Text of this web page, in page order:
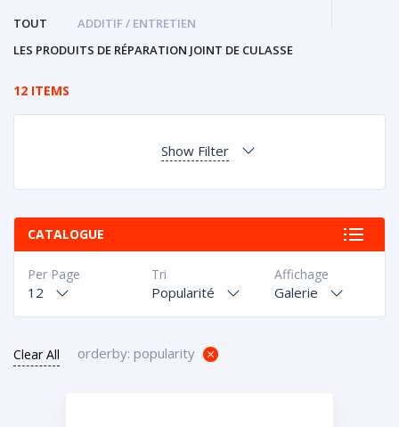
TOUT
ADDITIF / ENTRETIEN
LES PRODUITS DE RÉPARATION JOINT DE CULASSE
12 ITEMS
Show Filter
CATALOGUE
Affichage
Galerie
Tri
Popularité
Per Page
12
Clear All orderby: popularity